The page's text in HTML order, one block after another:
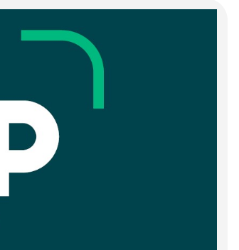
Côte d'Ivoire : Ouattara
promet des sanctions contre